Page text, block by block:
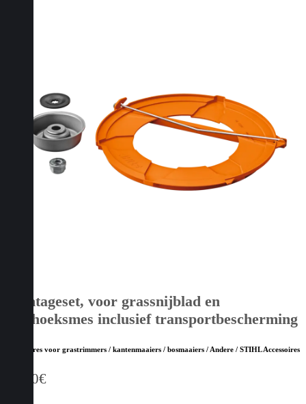
Montageset, voor grassnijblad en
driehoeksmes inclusief transportbescherming
Accessoires voor grastrimmers / kantenmaaiers / bosmaaiers / Andere / STIHL Accessoires
24,70€